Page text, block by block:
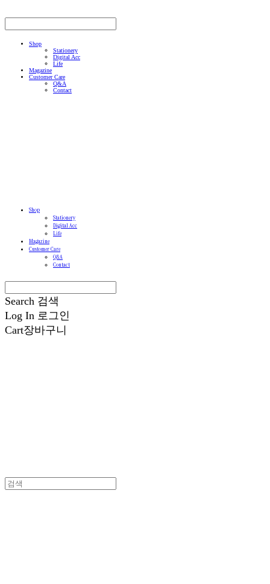
Shop
Stationery
Digital Acc
Life
Magazine
Customer Care
Q&A
Contact
Shop
Stationery
Digital Acc
Life
Magazine
Customer Care
Q&A
Contact
Search 검색
Log In 로그인
Cart장바구니